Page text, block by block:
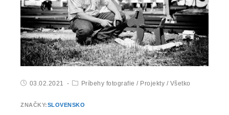
03.02.2021 Príbehy fotografie / Projekty / Všetko
ZNAČKY:SLOVENSKO